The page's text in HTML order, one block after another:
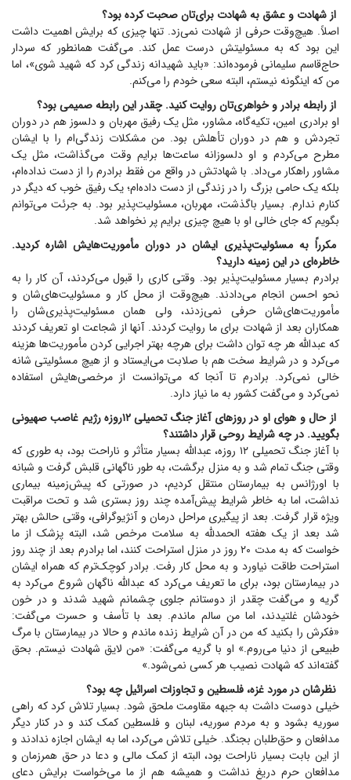
از شهادت و عشق به شهادت برای‌تان صحبت کرده بود؟
اصلاً. هیچ‌وقت حرفی از شهادت نمی‌زد. تنها چیزی که برایش اهمیت داشت
این بود که به مسئولیتش درست عمل کند. می‌گفت همانطور که سردار
حاج‌قاسم سلیمانی فرموده‌اند: «باید شهیدانه زندگی کرد که شهید شوی»، اما
من که اینگونه نیستم، البته سعی خودم را می‌کنم.
از رابطه برادر و خواهری‌تان روایت کنید. چقدر این رابطه صمیمی بود؟
او برادری امین، تکیه‌گاه، مشاور، مثل یک رفیق مهربان و دلسوز هم در دوران
تجردش و هم در دوران تأهلش بود. من مشکلات زندگی‌ام را با ایشان
مطرح می‌کردم و او دلسوزانه ساعت‌ها برایم وقت می‌گذاشت، مثل یک
مشاور راهکار می‌داد. با شهادتش در واقع من فقط برادرم را از دست نداده‌ام،
بلکه یک حامی بزرگ را در زندگی از دست داده‌ام؛ یک رفیق خوب که دیگر در
کنارم ندارم. بسیار باگذشت، مهربان، مسئولیت‌پذیر بود. به جرئت می‌توانم
بگویم که جای خالی او با هیچ چیزی برایم پر نخواهد شد.
مکرراً به مسئولیت‌پذیری ایشان در دوران مأموریت‌هایش اشاره کردید.
خاطره‌ای در این زمینه دارید؟
برادرم بسیار مسئولیت‌پذیر بود. وقتی کاری را قبول می‌کردند، آن کار را به
نحو احسن انجام می‌دادند. هیچ‌وقت از محل کار و مسئولیت‌های‌شان و
مأموریت‌های‌شان حرفی نمی‌زدند، ولی همان مسئولیت‌پذیری‌شان را
همکاران بعد از شهادت برای ما روایت کردند. آنها از شجاعت او تعریف کردند
که عبدالله هر چه توان داشت برای هرچه بهتر اجرایی کردن مأموریت‌ها هزینه
می‌کرد و در شرایط سخت هم با صلابت می‌ایستاد و از هیچ مسئولیتی شانه
خالی نمی‌کرد. برادرم تا آنجا که می‌توانست از مرخصی‌هایش استفاده
نمی‌کرد و می‌گفت کشور به ما نیاز دارد.
از حال و هوای او در روز‌های آغاز جنگ تحمیلی ۱۲روزه رژیم غاصب صهیونی
بگویید. در چه شرایط روحی قرار داشتند؟
با آغاز جنگ تحمیلی ۱۲ روزه، عبدالله بسیار متأثر و ناراحت بود، به طوری که
وقتی جنگ تمام شد و به منزل برگشت، به طور ناگهانی قلبش گرفت و شبانه
با اورژانس به بیمارستان منتقل کردیم، در صورتی که پیش‌زمینه بیماری
نداشت، اما به خاطر شرایط پیش‌آمده چند روز بستری شد و تحت مراقبت
ویژه قرار گرفت. بعد از پیگیری مراحل درمان و آنژیوگرافی، وقتی حالش بهتر
شد بعد از یک هفته الحمدلله به سلامت مرخص شد، البته پزشک از ما
خواست که به مدت ۲۰ روز در منزل استراحت کنند، اما برادرم بعد از چند روز
استراحت طاقت نیاورد و به محل کار رفت. برادر کوچک‌ترم که همراه ایشان
در بیمارستان بود، برای ما تعریف می‌کرد که عبدالله ناگهان شروع می‌کرد به
گریه و می‌گفت چقدر از دوستانم جلوی چشمانم شهید شدند و در خون
خودشان غلتیدند، اما من سالم ماندم. بعد با تأسف و حسرت می‌گفت:
«فکرش را بکنید که من در آن شرایط زنده ماندم و حالا در بیمارستان با مرگ
طبیعی از دنیا می‌روم.» او با گریه می‌گفت: «من لایق شهادت نیستم. بحق
گفته‌اند که شهادت نصیب هر کسی نمی‌شود.»
نظرشان در مورد غزه، فلسطین و تجاوزات اسرائیل چه بود؟
خیلی دوست داشت به جبهه مقاومت ملحق شود. بسیار تلاش کرد که راهی
سوریه بشود و به مردم سوریه، لبنان و فلسطین کمک کند و در کنار دیگر
مدافعان و حق‌طلبان بجنگد. خیلی تلاش می‌کرد، اما به ایشان اجازه ندادند و
از این بابت بسیار ناراحت بود، البته از کمک مالی و دعا در حق همرزمان و
مدافعان حرم دریغ نداشت و همیشه هم از ما می‌خواست برایش دعای